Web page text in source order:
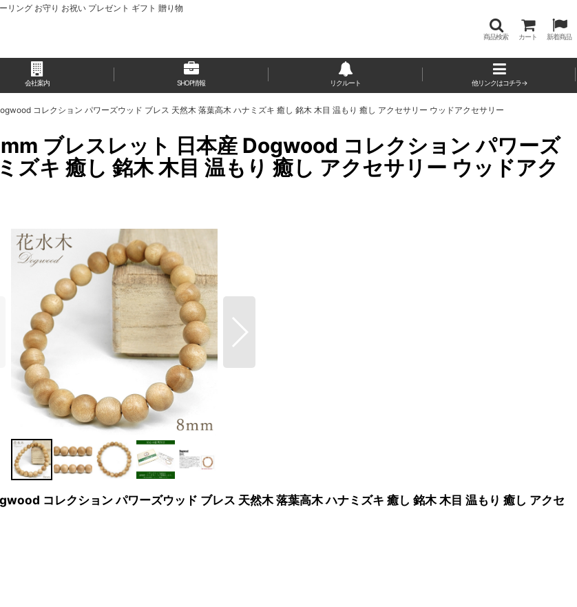
リング お守り お祝い プレゼント ギフト 贈り物
商品検索 カート 新着商品
会社案内 SHOP情報 リクルート 他リンクはコチラ→
コレクション パワーズウッド ブレス 天然木 落葉高木 ハナミズキ 癒し 銘木 木目 温もり 癒し アクセサリー ウッドアクセサリー
ブレスレット 日本産 Dogwood コレクション パワーズ
ズキ 癒し 銘木 木目 温もり 癒し アクセサリー ウッドアク
コレクション パワーズウッド ブレス 天然木 落葉高木 ハナミズキ 癒し 銘木 木目 温もり 癒し アクセ